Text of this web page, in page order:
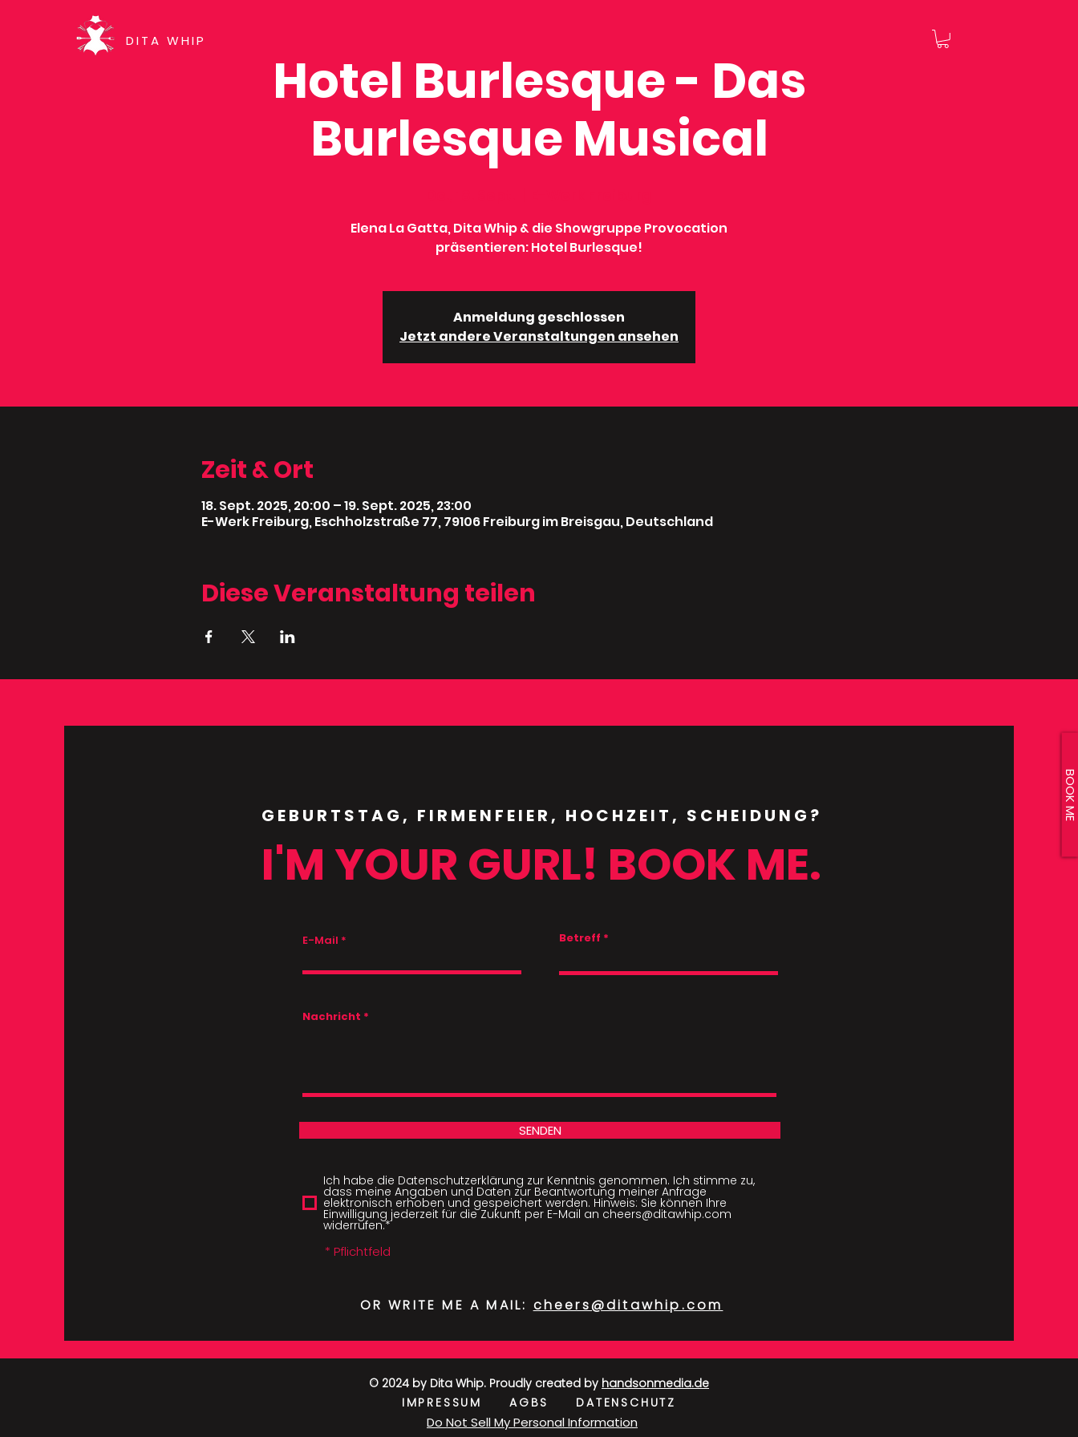
DITA WHIP
BOOK ME
Hotel Burlesque - Das
Burlesque Musical
Elena La Gatta, Dita Whip & die Showgruppe Provocation
Anmeldung geschlossen
Jetzt andere Veranstaltungen ansehen
Zeit & Ort
18. Sept. 2025, 20:00 – 19. Sept. 2025, 23:00
E-Werk Freiburg, Eschholzstraße 77, 79106 Freiburg im Breisgau, Deutschland
Diese Veranstaltung teilen
GEBURTSTAG, FIRMENFEIER, HOCHZEIT, SCHEIDUNG?
I'M YOUR GURL! BOOK ME.
E-Mail Betreff
Nachricht
SENDEN
Ich habe die Datenschutzerklärung zur Kenntnis genommen. Ich stimme zu,
dass meine Angaben und Daten zur Beantwortung meiner Anfrage
elektronisch erhoben und gespeichert werden. Hinweis: Sie können Ihre
Einwilligung jederzeit für die Zukunft per E-Mail an cheers@ditawhip.com
widerrufen.*
* Pflichtfeld
OR WRITE ME A MAIL: cheers@ditawhip.com
© 2024 by Dita Whip. Proudly created by handsonmedia.de
IMPRESSUMAGBS DATENSCHUTZ
Do Not Sell My Personal Information